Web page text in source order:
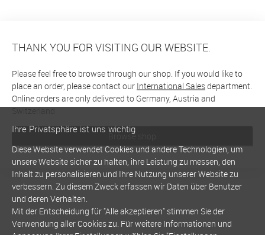
THANK YOU FOR VISITING OUR WEBSITE.
Please feel free to browse through our shop. If you would like to
place an order, please contact our International Salesdepartment.
Online orders are only delivered to Germany, Austria and
Switzerland
Browse shop
Ihre Privatsphäre ist uns wichtig
Diese Website verwendet Cookies und andere Technologien, um
unsere Website sicher zu halten, ihre Leistung zu messen, den
Inhalt zu personalisieren und Ihre Nutzung unserer Website zu
verbessern. Zu diesem Zweck erfassen wir Daten über Benutzer
und deren Verhalten.
Mit der Entscheidung für "Alle akzeptieren" stimmen Sie der
Verwendung aller Cookies zu. Für weitere Informationen und